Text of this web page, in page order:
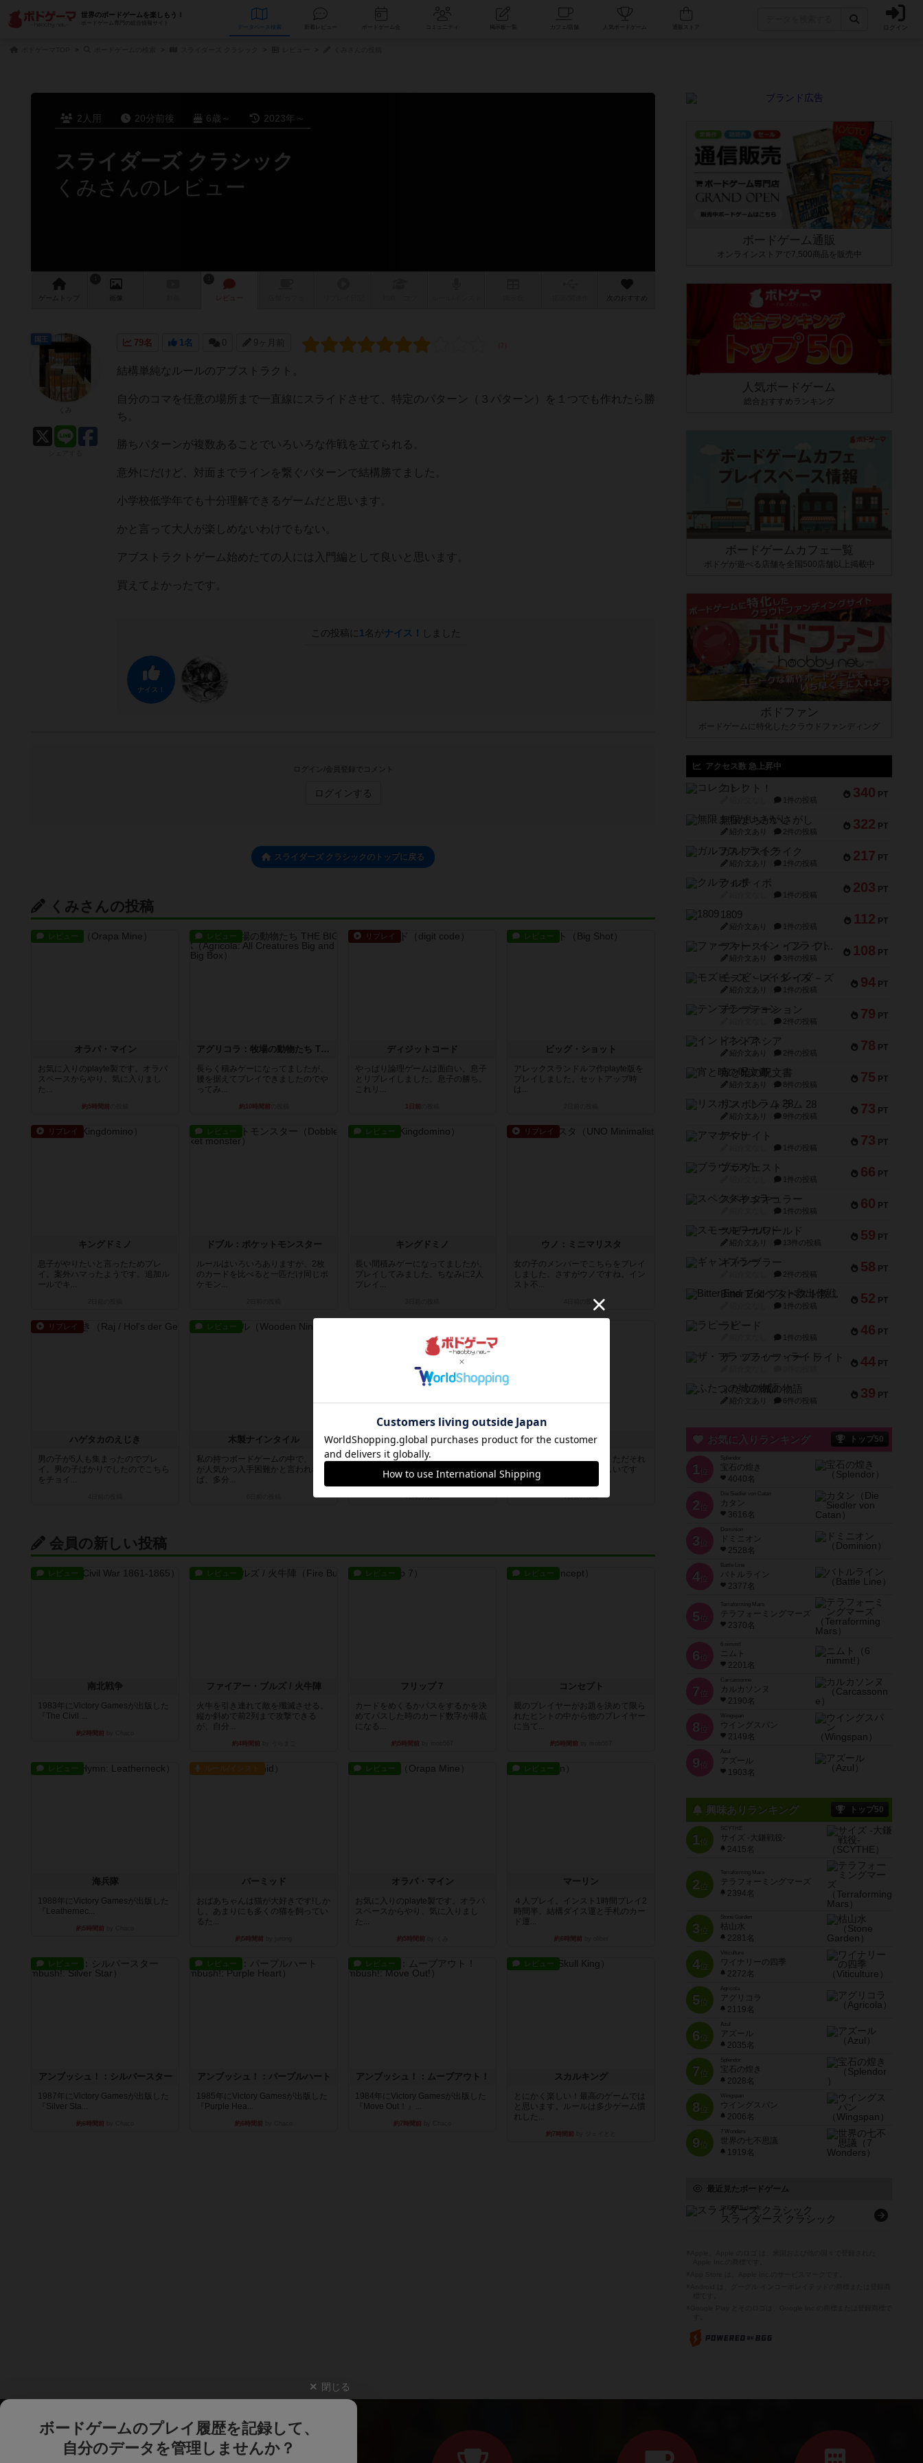
世界のボードゲームを楽しもう！
ボードゲーム専門の総合情報サイト
データベース コミュニティ 人気ボードゲーム ログイン
2人用 20分前後 6歳～ 2023年～
スライダーズ クラシック
くみさんのレビュー
ゲーム 画像 レビュー 次のおすすめ
79名 1名 0 9ヶ月前
結構単純なルールのアブストラクト。
自分のコマを任意の場所まで一直線にスライドさせて、特定のパターン（３パターン）を１つでも作れたら勝
ち。
勝ちパターンが複数あることでいろいろな作戦を立てられる。
意外にだけど、対面までラインを繋ぐパターンで結構勝てました。
小学校低学年でも十分理解できるゲームだと思います。
かと言って大人が楽しめないわけでもない。
アブストラクトゲーム始めたての人には入門編として良いと思います。
買えてよかったです。
この投稿に 1 名がナイス！ しました
ナイス！
国王
ログイン/会員登録でコメント
ログインする
スライダーズ クラシックのトップに戻る
くみさんの投稿
レビュー
オラパ・マイン
お気に入りのplayte製です。オラパ
スペースからやり、気に入りまし
た...
約5時間前
レビュー
アグリコラ：牧場の動物たち THE BIG BOX
長らく積みゲーになってましたが、
腰を据えてプレイできましたのでや
ってみ...
約10時間前
リプレイ
ディジットコード
やっぱり論理ゲームは面白い。息子
とリプレイしました。息子の勝ち。
これリ...
1日前
レビュー
ビッグ・ショット
アレックスランドルフ作playte版を
プレイしました。セットアップ時
は...
リプレイ
キングドミノ
息子がやりたいと言ったためプレ
イ。案外ハマったようです。追加ル
ールでキ...
レビュー
ドブル：ポケットモンスター
ルールはいろいろありますが、2枚
のカードを比べると一匹だけ同じポ
ケモン...
レビュー
キングドミノ
長い間積みゲーになってましたが、
プレイしてみました。ちなみに2人
プレイ...
リプレイ
ウノ：ミニマリスタ
女の子のメンバーでこちらをプレイ
しました。さすがウノですね。イン
スト不...
の投稿
リプレイ
ハゲタカのえじき
男の子が5人も集まったのでプレ
イ。男の子ばかりでしたのでこちら
をチョイ...
レビュー
木製ナインタイル
私の持つボードゲームの中で、どれ
が人気かつ入手困難かと言われれ
ば、多分...
ナインタイル ポケモンドコダ！
ナインタイルの記号がポケモンにな
ってます。それだけで子供の食いつ
きが違...
7日前の投稿
ナインタイル
お題通りに並べたら勝ち！ただそれ
だけですが、なかなか難しいです
ね。でも...
7日前の投稿
会員の新しい投稿
レビュー
南北戦争
1983年にVictory Gamesが出版した
『The Civil ...
約2時間前
レビュー
ファイアー・ブルズ / 火牛陣
火牛を引き連れて敵を殲滅させる。
縦か斜めで前2列まで攻撃できる
が、自分...
約4時間前
レビュー
フリップ７
カードをめくるかパスをするかを決
めてパスした時のカード数字が得点
になる...
約5時間前
レビュー
コンセプト
親のプレイヤーがお題を決めて限ら
れたヒントの中から他のプレイヤー
に当て...
約5時間前
レビュー
海兵隊
1988年にVictory Gamesが出版した
『Leathernec...
約5時間前
ルール/インスト
パーミッド
おばあちゃんは猫が大好きです!しか
し、あまりにも多くの猫を飼ってい
るた...
約5時間前
レビュー
オラパ・マイン
お気に入りのplayte製です。オラパ
スペースからやり、気に入りまし
た...
約5時間前
レビュー
マーリン
４人プレイ。インスト1時間プレイ2
時間半。結構ダイス運と手札のカー
ド運...
約6時間前
レビュー
アンブッシュ！：シルバースター
1987年にVictory Gamesが出版した
『Silver Sta...
約6時間前
レビュー
アンブッシュ！：パープルハート
1985年にVictory Gamesが出版した
『Purple Hea...
約6時間前
レビュー
アンブッシュ！：ムーブアウト！
1984年にVictory Gamesが出版した
『Move Out！』...
約7時間前
レビュー
スカルキング
とにかく楽しい！最高のゲームでは
と思います。ルールは多少ゲーム慣
れした...
約7時間前
ボードゲーム通販
オンラインストアで7,500商品を販売中
人気ボードゲーム
総合おすすめランキング
ボードゲームカフェ一覧
ボドゲが遊べる店舗を全国500店舗以上掲載中
ボドファン
ボードゲームに特化したクラウドファンディング
アクセス数 急上昇中
340 PT
コレクト！
1件の投稿
322 PT
無限まちがいさがし
紹介文あり 2件の投稿
217 PT
ガルフストライク
紹介文あり 1件の投稿
203 PT
クルティボ
1件の投稿
112 PT
1809
紹介文あり 1件の投稿
108 PT
ファースト・イン・フライト
紹介文あり 3件の投稿
94 PT
モズビ－ズ・レイダ－ズ
紹介文あり 1件の投稿
79 PT
テンプテーション
2件の投稿
78 PT
インドネシア
紹介文あり 2件の投稿
75 PT
宵と暁の呪文書
紹介文あり 8件の投稿
73 PT
リスボン・トラム 28
紹介文あり 9件の投稿
73 PT
アマナイト
1件の投稿
66 PT
ブラヴェスト
1件の投稿
60 PT
スペクタキュラー
1件の投稿
59 PT
スモールワールド
紹介文あり 13件の投稿
58 PT
ギャンブラー
2件の投稿
52 PT
Bitter End ブタペスト救出作戦
1件の投稿
46 PT
ラピード
1件の投稿
44 PT
ザ・フラッフィー・ライト
39 PT
ふたつの城の物語
紹介文あり 6件の投稿
お気に入りランキング トップ50
1 位
宝石の煌き
4040名
2 位
Die Siedler von Catan
カタン
3616名
3 位
ドミニオン
2528名
4位
Battle Line
バトルライン
2377名
5 位
Terraforming Mars
テラフォーミングマーズ
2370名
6 位
ニムト
2201名
7 位
Carcassonne
カルカソンヌ
2190名
8 位
Wingspan
ウイングスパン
2149名
9 位
Azul
アズール
1903名
興味ありランキング トップ50
1位
SCYTHE
サイズ -大鎌戦役-
2415名
2位
Terraforming Mars
テラフォーミングマーズ
2394名
3位
Stone Garden
枯山水
2281名
4位
Viticulture
ワイナリーの四季
2272名
5位
Agricola
アグリコラ
2119名
6位
Azul
アズール
2035名
7位
宝石の煌き
2028名
8位
Wingspan
ウイングスパン
2006名
9位
7 Wonders
世界の七不思議
1919名
最近見たボードゲーム
SLIDERS classic
スライダーズ クラシック
閉じる
ボードゲームのプレイ履歴を記録して、
自分のデータを管理しませんか？